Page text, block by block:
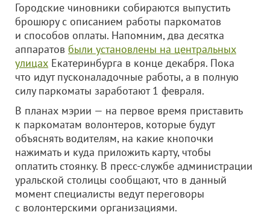
Городские чиновники собираются выпустить
брошюру с описанием работы паркоматов
и способов оплаты. Напомним, два десятка
аппаратов были установлены на центральных
улицах Екатеринбурга в конце декабря. Пока
что идут пусконаладочные работы, а в полную
силу паркоматы заработают 1 февраля.
В планах мэрии — на первое время приставить
к паркоматам волонтеров, которые будут
объяснять водителям, на какие кнопочки
нажимать и куда приложить карту, чтобы
оплатить стоянку. В пресс-службе администрации
уральской столицы сообщают, что в данный
момент специалисты ведут переговоры
с волонтерскими организациями.